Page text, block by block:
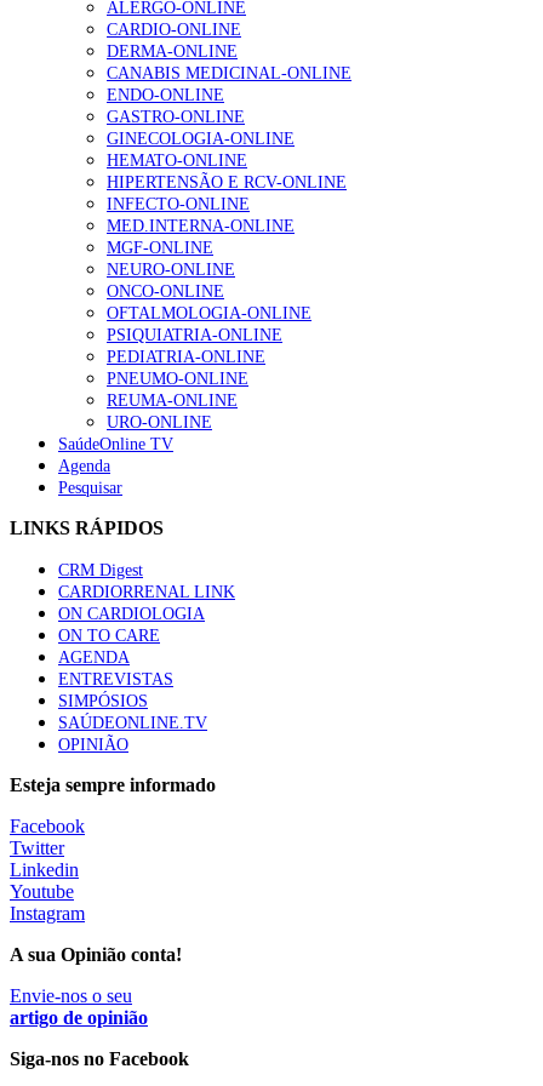
202 visualizações
Alguns milhares de utentes podem ficar sem médico de
família com nova regras do registo, alerta associação
175 visualizações
Quase quatro em cada dez doentes com enfarte
apresentavam níveis elevados de Lp(a), revela estudo
86 visualizações
“Os programas de rastreio do cancro do pulmão são
custo-efetivos e representam um investimento
sustentável para os sistemas de saúde”
66 visualizações
mama triplo negativo metastático em doentes não
61 visualizações
Especialistas defendem mais potássio na alimentação
para ajudar a controlar a hipertensão
57 visualizações
Sindicato diz que nova carreira de médicos dentistas reforça
estabilidade no SNS
6 Ago, 2026
para tratamentos de infertilidade na Madeira
ALERGO-ONLINE
CARDIO-ONLINE
DERMA-ONLINE
CANABIS MEDICINAL-ONLINE
ENDO-ONLINE
GASTRO-ONLINE
GINECOLOGIA-ONLINE
HEMATO-ONLINE
HIPERTENSÃO E RCV-ONLINE
INFECTO-ONLINE
MED.INTERNA-ONLINE
MGF-ONLINE
NEURO-ONLINE
ONCO-ONLINE
OFTALMOLOGIA-ONLINE
PSIQUIATRIA-ONLINE
PEDIATRIA-ONLINE
PNEUMO-ONLINE
REUMA-ONLINE
URO-ONLINE
SaúdeOnline TV
Agenda
Pesquisar
LINKS RÁPIDOS
CRM Digest
CARDIORRENAL LINK
ON CARDIOLOGIA
ON TO CARE
AGENDA
ENTREVISTAS
SIMPÓSIOS
SAÚDEONLINE.TV
OPINIÃO
Esteja sempre informado
Facebook
Twitter
Linkedin
Youtube
Instagram
A sua Opinião conta!
Envie-nos o seu
artigo de opinião
Siga-nos no Facebook